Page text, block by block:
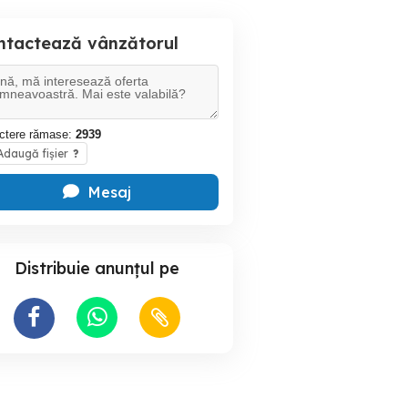
vânzătorul
rămase: 2939
fișier ?
Mesaj
Distribuie anunțul pe